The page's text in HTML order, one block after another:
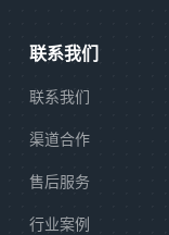
联系我们
联系我们
渠道合作
售后服务
行业案例